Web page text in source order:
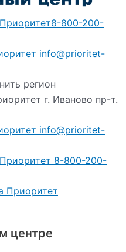
8-800-200-
info@prioritet-
г. Иваново пр-т.
info@prioritet-
8-800-200-
центре